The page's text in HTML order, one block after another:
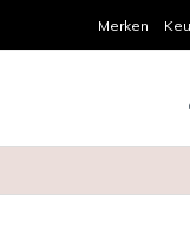
Persoonlijk
Merken